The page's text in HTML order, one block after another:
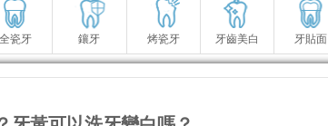
全瓷牙 鑲牙 烤瓷牙 牙齒美白 牙貼面